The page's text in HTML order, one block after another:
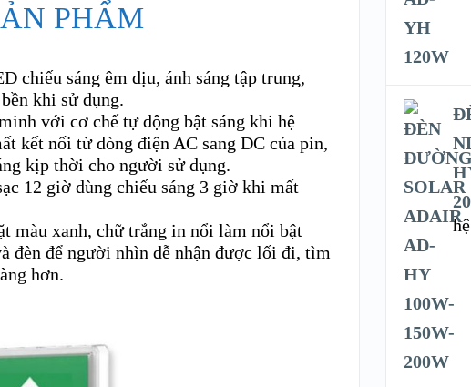
PHẨM
chiếu sáng êm dịu, ánh sáng tập trung,
khi sử dụng.
với cơ chế tự động bật sáng khi hệ
kết nối từ dòng điện AC sang DC của pin,
kịp thời cho người sử dụng.
12 giờ dùng chiếu sáng 3 giờ khi mất
màu xanh, chữ trắng in nổi làm nổi bật
đèn để người nhìn dễ nhận được lối đi, tìm
hơn.